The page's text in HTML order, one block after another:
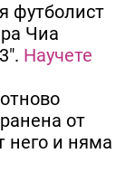
футболист
Чиа
Научете
от
него и няма